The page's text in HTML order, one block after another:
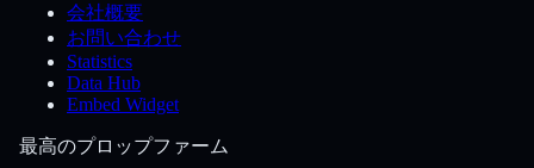
会社概要
お問い合わせ
Statistics
Data Hub
Embed Widget
最高のプロップファーム